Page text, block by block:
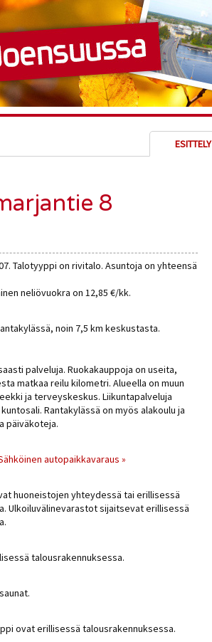
ESITTELY
8
Talotyyppi on rivitalo. Asuntoja on yhteensä
neliövuokra on 12,85 €/kk.
noin 7,5 km keskustasta.
palveluja. Ruokakauppoja on useita,
matkaa reilu kilometri. Alueella on muun
ja terveyskeskus. Liikuntapalveluja
Rantakylässä on myös alakoulu ja
päiväkoteja.
autopaikkavaraus »
huoneistojen yhteydessä tai erillisessä
Ulkoiluvälinevarastot sijaitsevat erillisessä
talousrakennuksessa.
ovat erillisessä talousrakennuksessa.